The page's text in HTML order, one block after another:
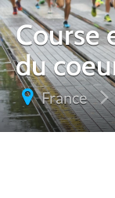
Course
du
France